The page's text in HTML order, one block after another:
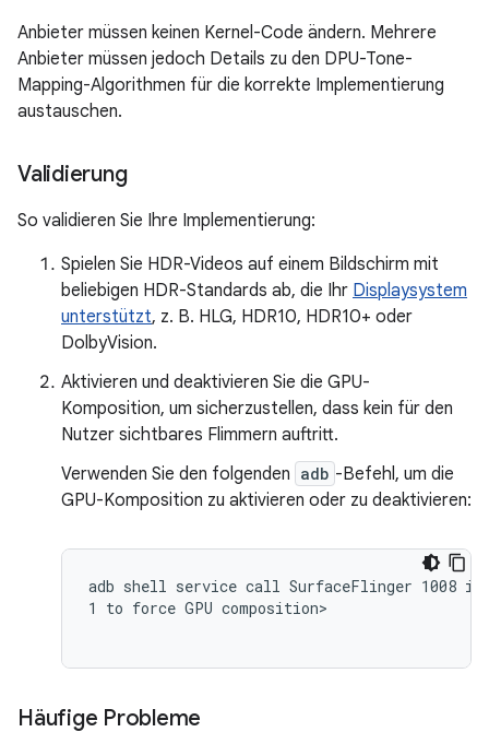
Anbieter müssen keinen Kernel-Code ändern. Mehrere
Anbieter müssen jedoch Details zu den DPU-Tone-
Mapping-Algorithmen für die korrekte Implementierung
austauschen.
Validierung
So validieren Sie Ihre Implementierung:
Spielen Sie HDR-Videos auf einem Bildschirm mit
beliebigen HDR-Standards ab, die Ihr Displaysystem
unterstützt, z. B. HLG, HDR10, HDR10+ oder
DolbyVision.
Aktivieren und deaktivieren Sie die GPU-
Komposition, um sicherzustellen, dass kein für den
Nutzer sichtbares Flimmern auftritt.
Verwenden Sie den folgenden adb -Befehl, um die
GPU-Komposition zu aktivieren oder zu deaktivieren:
adb shell service call SurfaceFlinger 1008 i32
1 to force GPU composition>
Häufige Probleme